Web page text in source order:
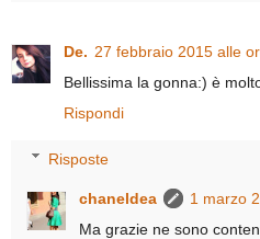
De. 27 febbraio 2015 alle
Bellissima la gonna:) è
Rispondi
Risposte
chaneldea
1 marzo
Ma grazie ne sono